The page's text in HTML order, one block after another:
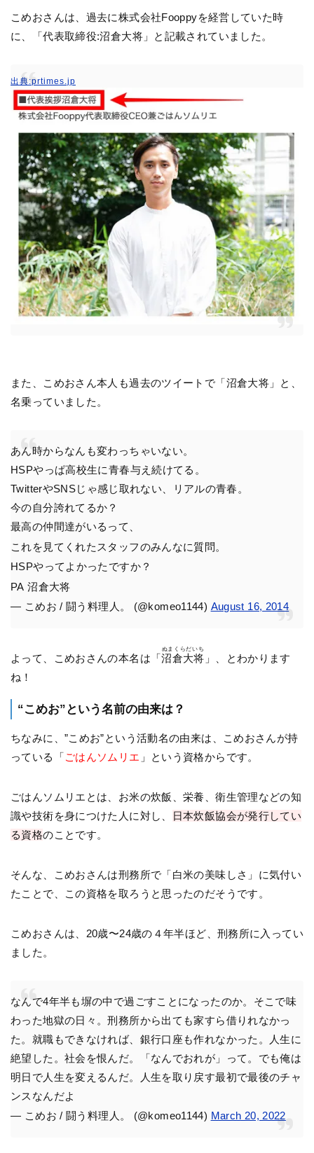
こめおさんは、過去に株式会社Fooppyを経営していた時
に、「代表取締役:沼倉大将」と記載されていました。
出典:prtimes.jp
また、こめおさん本人も過去のツイートで「沼倉大将」と、
名乗っていました。
あん時からなんも変わっちゃいない。
HSPやっぱ高校生に青春与え続けてる。
TwitterやSNSじゃ感じ取れない、リアルの青春。
今の自分誇れてるか？
最高の仲間達がいるって、
これを見てくれたスタッフのみんなに質問。
HSPやってよかったですか？
PA 沼倉大将
— こめお / 闘う料理人。 (@komeo1144) August 16, 2014
よって、こめおさんの本名は「沼倉大将
ぬまくらだいち
」、とわかります
ね！
“こめお”という名前の由来は？
ちなみに、”こめお”という活動名の由来は、こめおさんが持
っている「ごはんソムリエ 」という資格からです。
ごはんソムリエとは、お米の炊飯、栄養、衛生管理などの知
識や技術を身につけた人に対し、
日本炊飯協会が発行してい
る資格のことです。
そんな、こめおさんは刑務所で「白米の美味しさ」に気付い
たことで、この資格を取ろうと思ったのだそうです。
こめおさんは、20歳〜24歳の４年半ほど、刑務所に入ってい
ました。
なんで4年半も塀の中で過ごすことになったのか。そこで味
わった地獄の日々。刑務所から出ても家すら借りれなかっ
た。就職もできなければ、銀行口座も作れなかった。人生に
絶望した。社会を恨んだ。「なんでおれが」って。でも俺は
明日で人生を変えるんだ。人生を取り戻す最初で最後のチャ
ンスなんだよ
— こめお / 闘う料理人。 (@komeo1144) March 20, 2022